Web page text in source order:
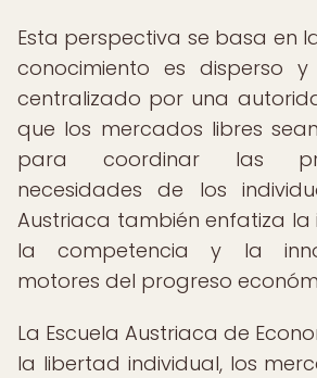
Esta perspectiva se basa en
conocimiento es disperso
centralizado por una
que los mercados libres
para coordinar las
necesidades de los
Austriaca también enfatiza
la competencia y la
motores del progreso
La Escuela Austriaca de
la libertad individual, los